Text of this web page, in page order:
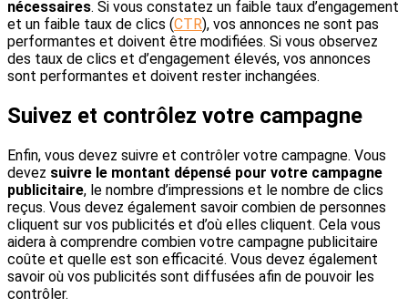
nécessaires. Si vous constatez un faible taux d’engagement
et un faible taux de clics (CTR), vos annonces ne sont pas
performantes et doivent être modifiées. Si vous observez
des taux de clics et d’engagement élevés, vos annonces
sont performantes et doivent rester inchangées.
Suivez et contrôlez votre campagne
Enfin, vous devez suivre et contrôler votre campagne. Vous
devez suivre le montant dépensé pour votre campagne
publicitaire, le nombre d’impressions et le nombre de clics
reçus. Vous devez également savoir combien de personnes
cliquent sur vos publicités et d’où elles cliquent. Cela vous
aidera à comprendre combien votre campagne publicitaire
coûte et quelle est son efficacité. Vous devez également
savoir où vos publicités sont diffusées afin de pouvoir les
contrôler.